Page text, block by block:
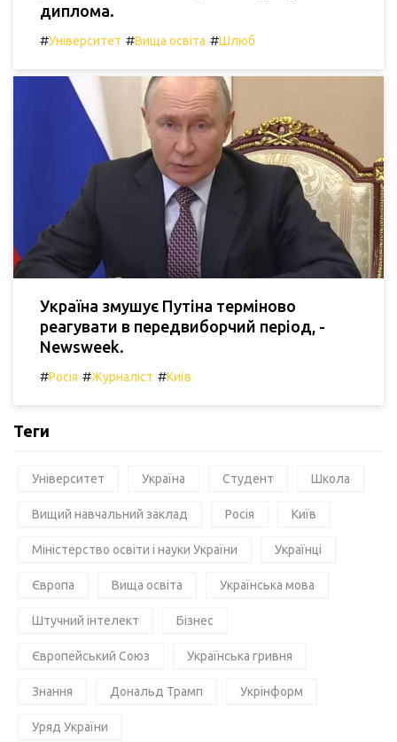
диплома.
#Університет #Вища освіта #Шлюб
Україна змушує Путіна терміново
реагувати в передвиборчий період, -
Newsweek.
#Росія #Журналіст #Київ
Теги
Університет Україна Студент Школа
Вищий навчальний заклад Росія Київ
Міністерство освіти і науки України Українці
Європа Вища освіта Українська мова
Штучний інтелект Бізнес
Європейський Союз Українська гривня
Знання Дональд Трамп Укрінформ
Уряд України